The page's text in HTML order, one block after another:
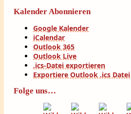
Kalender Abonnieren
Google Kalender
iCalendar
Outlook 365
Outlook Live
.ics-Datei exportieren
Exportiere Outlook .ics Datei
Folge uns…